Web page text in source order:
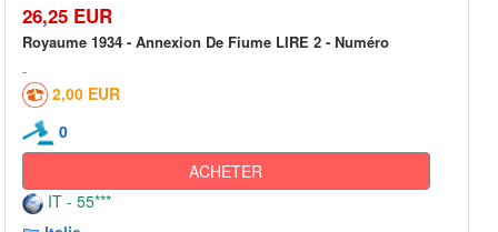
26,25 EUR
Royaume 1934 - Annexion De Fiume LIRE 2 - Numéro
2,00 EUR
0
ACHETER
IT - 55***